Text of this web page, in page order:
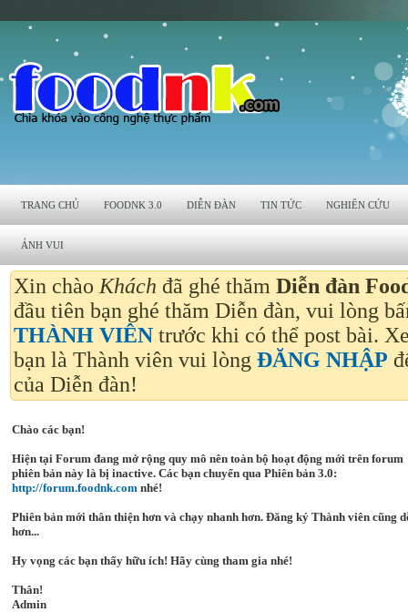
TRANG CHỦ FOODNK 3.0 DIỄN ĐÀN TIN TỨC NGHIÊN CỨU
ẢNH VUI
Xin chào Khách đã ghé thăm Diễn đàn
đầu tiên bạn ghé thăm Diễn đàn, vui lòng
THÀNH VIÊN trước khi có thể post bài.
bạn là Thành viên vui lòng ĐĂNG NHẬP
của Diễn đàn!
Chào các bạn!
Hiện tại Forum đang mở rộng quy mô nên toàn bộ hoạt động mới trên forum
phiên bản này là bị inactive. Các bạn chuyển qua Phiên bản 3.0:
http://forum.foodnk.com nhé!
Phiên bản mới thân thiện hơn và chạy nhanh hơn. Đăng ký Thành viên cũng
hơn...
Hy vọng các bạn thấy hữu ích! Hãy cùng tham gia nhé!
Thân!
Admin